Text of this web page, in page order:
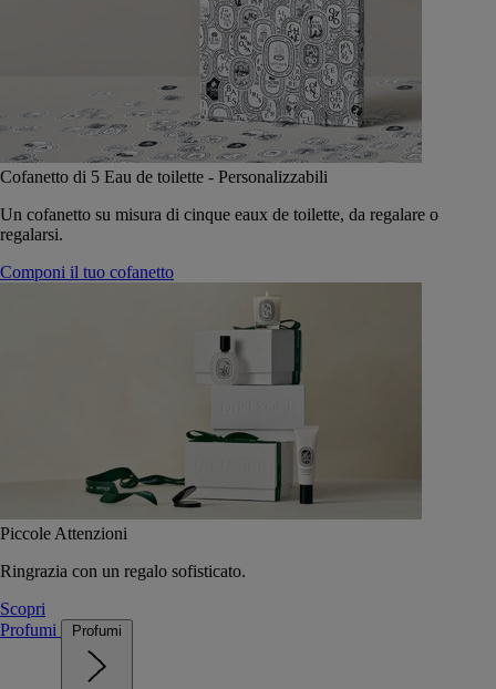
Cofanetto di 5 Eau de toilette - Personalizzabili
Un cofanetto su misura di cinque eaux de toilette, da regalare o
regalarsi.
Componi il tuo cofanetto
Piccole Attenzioni
Ringrazia con un regalo sofisticato.
Scopri
Profumi
Profumi